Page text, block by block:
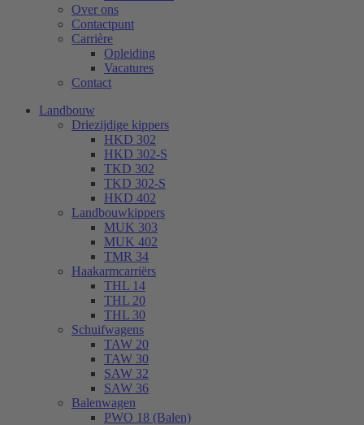
Over ons
Contactpunt
Carrière
Opleiding
Vacatures
Contact
Landbouw
Driezijdige kippers
HKD 302
HKD 302-S
TKD 302
TKD 302-S
HKD 402
Landbouwkippers
MUK 303
MUK 402
TMR 34
Haakarmcarriërs
THL 14
THL 20
THL 30
Schuifwagens
TAW 20
TAW 30
SAW 32
SAW 36
Balenwagen
PWO 18 (Balen)